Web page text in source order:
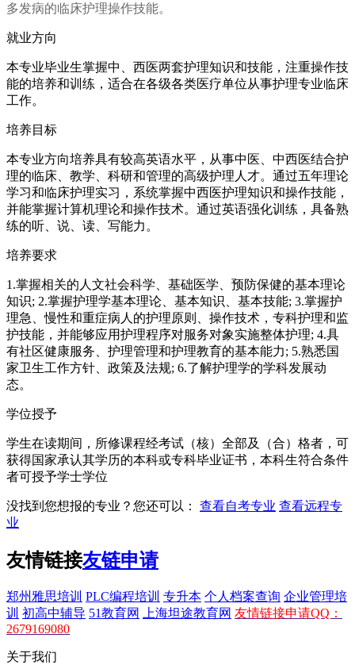
多发病的临床护理操作技能。
就业方向
本专业毕业生掌握中、西医两套护理知识和技能，注重操作技
能的培养和训练，适合在各级各类医疗单位从事护理专业临床
工作。
培养目标
本专业方向培养具有较高英语水平，从事中医、中西医结合护
理的临床、教学、科研和管理的高级护理人才。通过五年理论
学习和临床护理实习，系统掌握中西医护理知识和操作技能，
并能掌握计算机理论和操作技术。通过英语强化训练，具备熟
练的听、说、读、写能力。
培养要求
1.掌握相关的人文社会科学、基础医学、预防保健的基本理论
知识; 2.掌握护理学基本理论、基本知识、基本技能; 3.掌握护
理急、慢性和重症病人的护理原则、操作技术，专科护理和监
护技能，并能够应用护理程序对服务对象实施整体护理; 4.具
有社区健康服务、护理管理和护理教育的基本能力; 5.熟悉国
家卫生工作方针、政策及法规; 6.了解护理学的学科发展动
态。
学位授予
学生在读期间，所修课程经考试（核）全部及（合）格者，可
获得国家承认其学历的本科或专科毕业证书，本科生符合条件
者可授予学士学位
没找到您想报的专业？您还可以： 查看自考专业 查看远程专
业
友情链接友链申请
郑州雅思培训 PLC编程培训 专升本 个人档案查询 企业管理培
训 初高中辅导 51教育网 上海坦途教育网 友情链接申请QQ：
2679169080
关于我们